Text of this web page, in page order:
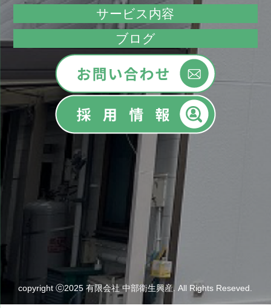
サービス内容
ブログ
copyright ⓒ2025 有限会社 中部衛生興産. All Rights Reseved.